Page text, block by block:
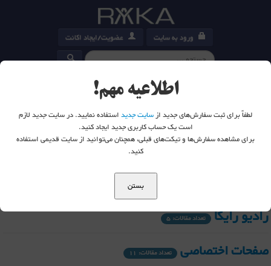
ورود به سایت عضویت/ایجاد اکانت
کارت خرید
شما اینجا هستید:خانه
تعداد مقالات: 2
رادیو رایکا تعداد مقالات: 5
صفحات اختصاصی تعداد مقالات: 11
اطلاعیه مهم!
لطفاً برای ثبت سفارش‌های جدید ازسایت جدیداستفاده نمایید. در سایت جدید لازم
است یک حساب کاربری جدید ایجاد کنید.
برای مشاهده سفارش‌ها و تیکت‌های قبلی، همچنان می‌توانید از سایت قدیمی استفاده
کنید.
بستن